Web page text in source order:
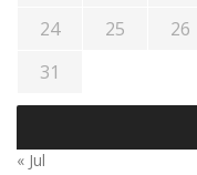
24
25 26
31
« Jul